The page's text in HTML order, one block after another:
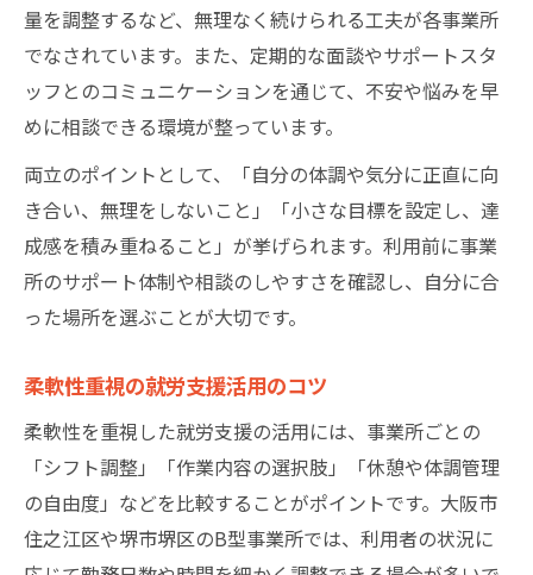
量を調整するなど、無理なく続けられる工夫が各事業所
でなされています。また、定期的な面談やサポートスタ
ッフとのコミュニケーションを通じて、不安や悩みを早
めに相談できる環境が整っています。
両立のポイントとして、「自分の体調や気分に正直に向
き合い、無理をしないこと」「小さな目標を設定し、達
成感を積み重ねること」が挙げられます。利用前に事業
所のサポート体制や相談のしやすさを確認し、自分に合
った場所を選ぶことが大切です。
柔軟性重視の就労支援活用のコツ
柔軟性を重視した就労支援の活用には、事業所ごとの
「シフト調整」「作業内容の選択肢」「休憩や体調管理
の自由度」などを比較することがポイントです。大阪市
住之江区や堺市堺区のB型事業所では、利用者の状況に